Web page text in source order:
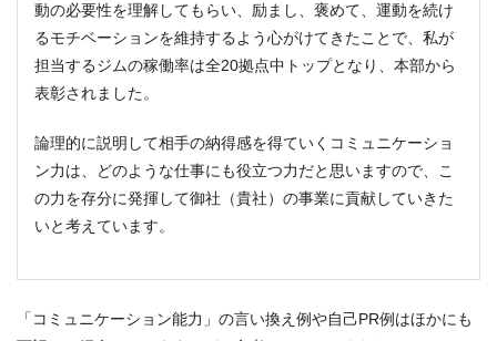
動の必要性を理解してもらい、励まし、褒めて、運動を続け
るモチベーションを維持するよう心がけてきたことで、私が
担当するジムの稼働率は全20拠点中トップとなり、本部から
表彰されました。
論理的に説明して相手の納得感を得ていくコミュニケーショ
ン力は、どのような仕事にも役立つ力だと思いますので、こ
の力を存分に発揮して御社（貴社）の事業に貢献していきた
いと考えています。
「コミュニケーション能力」の言い換え例や自己PR例はほかにも